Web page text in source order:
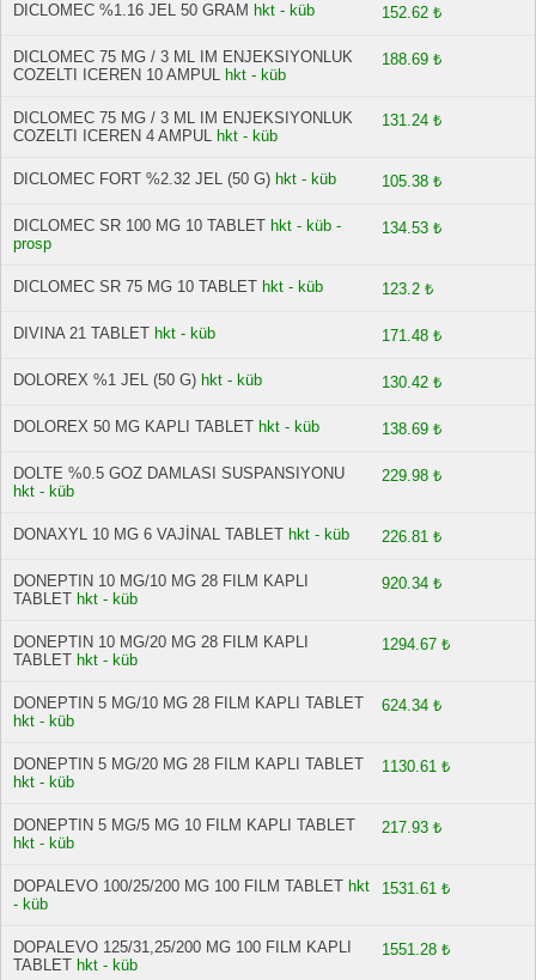
DICLOMEC %1.16 JEL 50 GRAM hkt - küb 152.62 ₺
DICLOMEC 75 MG / 3 ML IM ENJEKSIYONLUK
COZELTI ICEREN 10 AMPUL hkt - küb
188.69 ₺
DICLOMEC 75 MG / 3 ML IM ENJEKSIYONLUK
COZELTI ICEREN 4 AMPUL hkt - küb
131.24 ₺
DICLOMEC FORT %2.32 JEL (50 G) hkt - küb 105.38 ₺
DICLOMEC SR 100 MG 10 TABLET hkt - küb -
prosp
134.53 ₺
DICLOMEC SR 75 MG 10 TABLET hkt - küb 123.2 ₺
DIVINA 21 TABLET hkt - küb 171.48 ₺
DOLOREX %1 JEL (50 G) hkt - küb 130.42 ₺
DOLOREX 50 MG KAPLI TABLET hkt - küb 138.69 ₺
DOLTE %0.5 GOZ DAMLASI SUSPANSIYONU
hkt - küb
229.98 ₺
DONAXYL 10 MG 6 VAJİNAL TABLET hkt - küb 226.81 ₺
DONEPTIN 10 MG/10 MG 28 FILM KAPLI
TABLET hkt - küb
920.34 ₺
DONEPTIN 10 MG/20 MG 28 FILM KAPLI
TABLET hkt - küb
1294.67 ₺
DONEPTIN 5 MG/10 MG 28 FILM KAPLI TABLET
hkt - küb
624.34 ₺
DONEPTIN 5 MG/20 MG 28 FILM KAPLI TABLET
hkt - küb
1130.61 ₺
DONEPTIN 5 MG/5 MG 10 FILM KAPLI TABLET
hkt - küb
217.93 ₺
DOPALEVO 100/25/200 MG 100 FILM TABLET hkt
- küb
1531.61 ₺
DOPALEVO 125/31,25/200 MG 100 FILM KAPLI
TABLET hkt - küb
1551.28 ₺